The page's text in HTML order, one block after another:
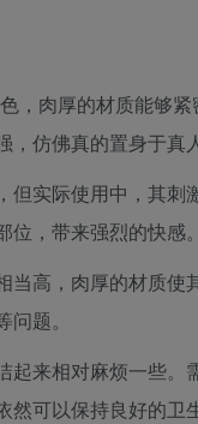
，肉厚的材质能够
仿佛真的置身于真
但实际使用中，其
，带来强烈的快感。
当高，肉厚的材质
题。
起来相对麻烦一些
可以保持良好的卫